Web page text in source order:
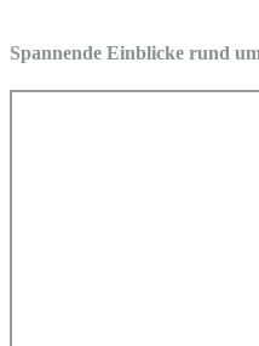
Spannende Einblicke rund